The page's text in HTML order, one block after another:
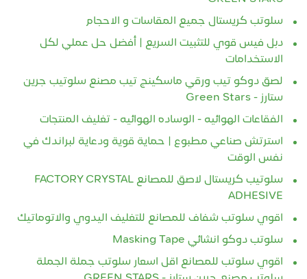
سلوتب كريستال جميع المقاسات و الاحجام
دبل فيس قوي للتثبيت السريع | أفضل حل عملي لكل
الاستخدامات
لصق دوكو تيب ورقي ماسكينج تيب مصنع سلوتيب جرين
ستارز - Green Stars
الفقاعات الهوائيه - الوساده الهوائيه - تغليف المنتجات
استرتش صناعي مطبوع | حماية قوية ودعاية لبراندك في
نفس الوقت
سلوتيب كريستال لاصق للمصانع FACTORY CRYSTAL
ADHESIVE
اقوي سلوتب شفاف للمصانع للتغليف اليدوي والاتوماتيك
سلوتب دوكو انشائي Masking Tape
اقوي سلوتب للمصانع اقل اسعار سلوتب جملة الجملة
سلوتب مصنع جرين ستارز - GREEN STARS